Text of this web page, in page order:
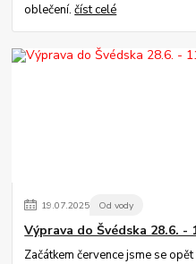
oblečení.číst celé
19.07.2025 Od vody
Výprava do Švédska 28.6. -
Začátkem července jsme se